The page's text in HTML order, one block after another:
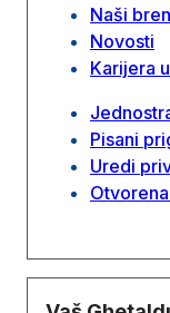
Naši
Novosti
Karijera
Pisani
Uredi